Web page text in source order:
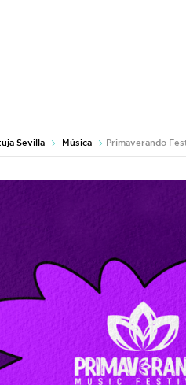
Sevilla Música Primaverando